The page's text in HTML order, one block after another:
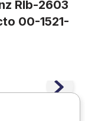
Rlb-2603
00-1521-